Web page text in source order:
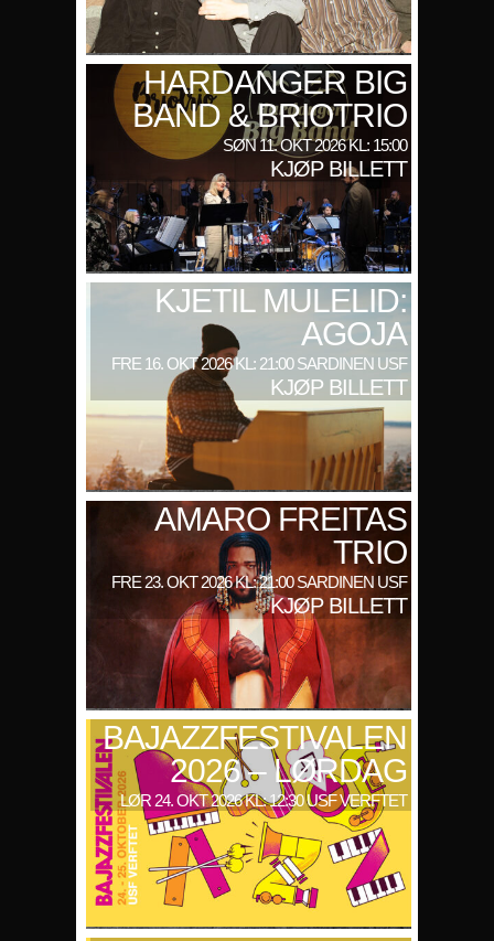
HARDANGER BIG
BAND & BRIOTRIO
SØN 11. OKT 2026 KL: 15:00
KJØP BILLETT
KJETIL MULELID:
AGOJA
FRE 16. OKT 2026 KL: 21:00 SARDINEN USF
KJØP BILLETT
AMARO FREITAS
TRIO
FRE 23. OKT 2026 KL: 21:00 SARDINEN USF
KJØP BILLETT
BAJAZZFESTIVALEN
2026 – LØRDAG
LØR 24. OKT 2026 KL: 12:30 USF VERFTET